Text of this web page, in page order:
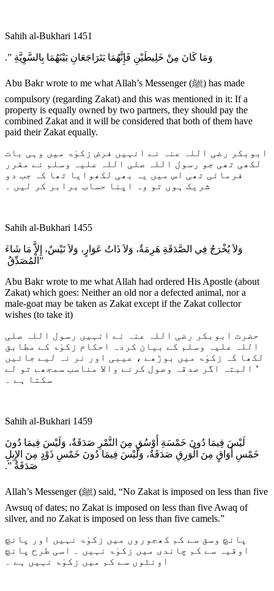
Sahih al-Bukhari 1451
وَمَا كَانَ مِنْ خَلِيطَيْنِ فَإِنَّهُمَا يَتَرَاجَعَانِ بَيْنَهُمَا بِالسَّوِيَّةِ ‏”‏‏.‏
Abu Bakr wrote to me what Allah’s Messenger (ﷺ) has made
compulsory (regarding Zakat) and this was mentioned in it: If a
property is equally owned by two partners, they should pay the
combined Zakat and it will be considered that both of them have
paid their Zakat equally.
ابوبکر رضی اللہ عنہ نے انہیں فرض زکوٰۃ میں وہی بات
لکھی تھی جو رسول اللہ صلی اللہ علیہ وسلم نے مقرر
فرمائی تھی اس میں یہ بھی لکھوایا تھا کہ جب دو
شریک ہوں تو وہ اپنا حساب برابر کر لیں ۔
Sahih al-Bukhari 1455
وَلاَ يُخْرَجُ فِي الصَّدَقَةِ هَرِمَةٌ، وَلاَ ذَاتُ عَوَارٍ، وَلاَ تَيْسٌ، إِلاَّ مَا شَاءَ
الْمُصَدِّقُ ‏”
Abu Bakr wrote to me what Allah had ordered His Apostle (about
Zakat) which goes: Neither an old nor a defected animal, nor a
male-goat may be taken as Zakat except if the Zakat collector
wishes (to take it)
حضرت ابوبکر رضی اللہ عنہ نے انہیں رسول اللہ صلی
اللہ علیہ وسلم کے بیان کردہ احکام زکوٰۃ کے مطابق
لکھا کہ زکوٰۃ میں بوڑھے ، عیبی اور نر نہ لیے جائیں
‘ البتہ اگر صدقہ وصول کرنے والا مناسب سمجھے تو لے
سکتا ہے ۔
Sahih al-Bukhari 1459
لَيْسَ فِيمَا دُونَ خَمْسَةِ أَوْسُقٍ مِنَ التَّمْرِ صَدَقَةٌ، وَلَيْسَ فِيمَا دُونَ
خَمْسِ أَوَاقٍ مِنَ الْوَرِقِ صَدَقَةٌ، وَلَيْسَ فِيمَا دُونَ خَمْسِ ذَوْدٍ مِنَ الإِبِلِ
صَدَقَةٌ ‏”‏‏.‏
Allah’s Messenger (ﷺ) said, “No Zakat is imposed on less than five
Awsuq of dates; no Zakat is imposed on less than five Awaq of
silver, and no Zakat is imposed on less than five camels.”
پانچ وسق سے کم کھجوروں میں زکوٰۃ نہیں اور پانچ
اوقیہ سے کم چاندی میں زکوٰۃ نہیں ۔ اسی طرح پانچ
اونٹوں سے کم میں زکوٰۃ نہیں ہے ۔